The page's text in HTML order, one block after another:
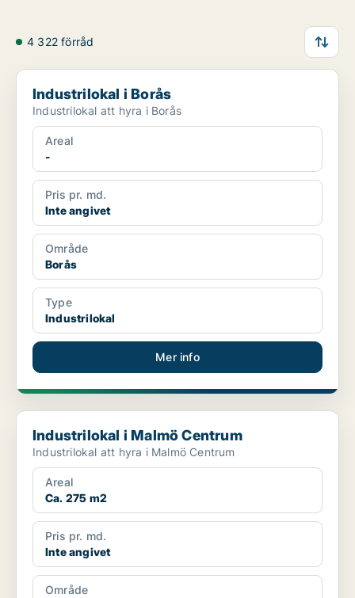
4 322 förråd
Industrilokal i Borås
Industrilokal i Borås
Industrilokal att hyra i Borås
Areal
-
Pris pr. md.
Inte angivet
Område
Borås
Type
Industrilokal
Mer info
Industrilokal i Malmö Centrum
Industrilokal i Malmö Centrum
Industrilokal att hyra i Malmö Centrum
Areal
Ca. 275 m2
Pris pr. md.
Inte angivet
Område